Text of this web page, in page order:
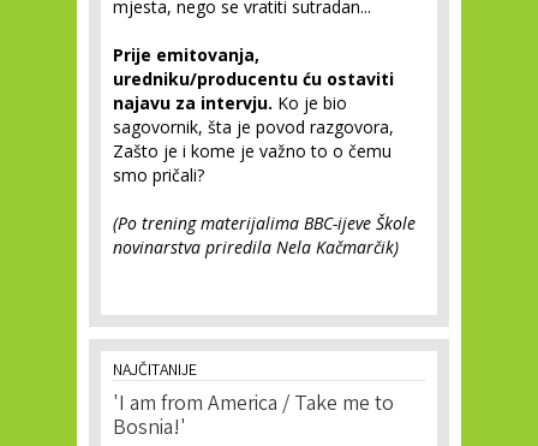
mjesta, nego se vratiti sutradan...
Prije emitovanja,
uredniku/producentu ću ostaviti
najavu za intervju. Ko je bio
sagovornik, šta je povod razgovora,
Zašto je i kome je važno to o čemu
smo pričali?
(Po trening materijalima BBC-ijeve Škole
novinarstva priredila Nela Kačmarčik)
NAJČITANIJE
'I am from America / Take me to
Bosnia!'